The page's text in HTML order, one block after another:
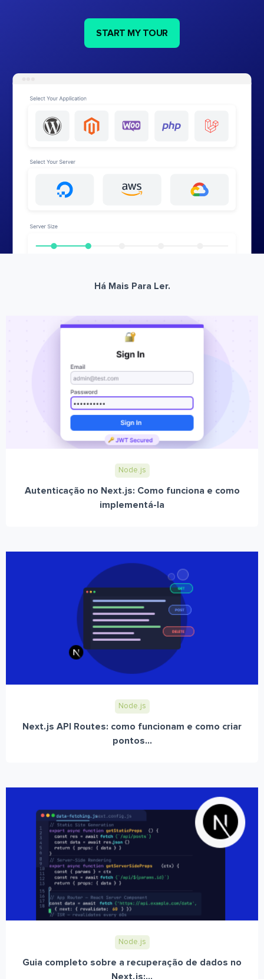
START MY TOUR
Há Mais Para Ler.
Node.js
Autenticação no Next.js: Como funciona e como
implementá-la
Node.js
Next.js API Routes: como funcionam e como criar
pontos...
Node.js
Guia completo sobre a recuperação de dados no
Next.js:...